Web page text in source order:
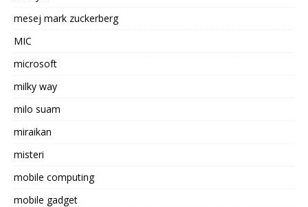
mesej mark zuckerberg
MIC
microsoft
milky way
milo suam
miraikan
misteri
mobile computing
mobile gadget